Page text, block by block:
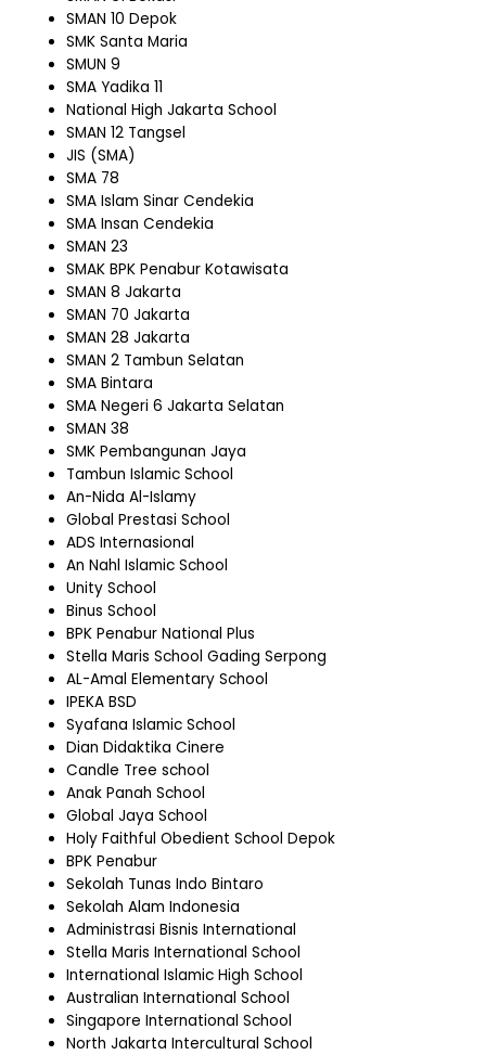
SMAN 10 Depok
SMK Santa Maria
SMUN 9
SMA Yadika 11
National High Jakarta School
SMAN 12 Tangsel
JIS (SMA)
SMA 78
SMA Islam Sinar Cendekia
SMA Insan Cendekia
SMAN 23
SMAK BPK Penabur Kotawisata
SMAN 8 Jakarta
SMAN 70 Jakarta
SMAN 28 Jakarta
SMAN 2 Tambun Selatan
SMA Bintara
SMA Negeri 6 Jakarta Selatan
SMAN 38
SMK Pembangunan Jaya
Tambun Islamic School
An-Nida Al-Islamy
Global Prestasi School
ADS Internasional
An Nahl Islamic School
Unity School
Binus School
BPK Penabur National Plus
Stella Maris School Gading Serpong
AL-Amal Elementary School
IPEKA BSD
Syafana Islamic School
Dian Didaktika Cinere
Candle Tree school
Anak Panah School
Global Jaya School
Holy Faithful Obedient School Depok
BPK Penabur
Sekolah Tunas Indo Bintaro
Sekolah Alam Indonesia
Administrasi Bisnis International
Stella Maris International School
International Islamic High School
Australian International School
Singapore International School
North Jakarta Intercultural School